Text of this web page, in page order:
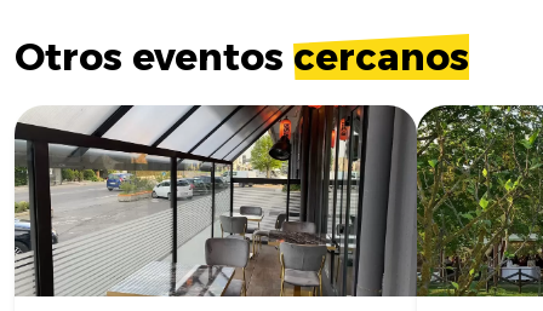
Otros eventos cercanos